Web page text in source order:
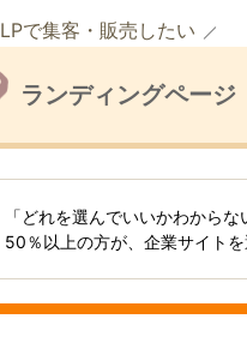
LPで集客・販売したい
ランディングページ
「どれを選んでいいかわから
50％以上の方が、企業サイトを